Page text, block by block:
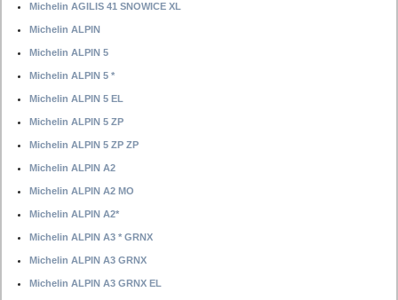
Michelin AGILIS 41 SNOWICE XL
Michelin ALPIN
Michelin ALPIN 5
Michelin ALPIN 5 *
Michelin ALPIN 5 EL
Michelin ALPIN 5 ZP
Michelin ALPIN 5 ZP ZP
Michelin ALPIN A2
Michelin ALPIN A2 MO
Michelin ALPIN A2*
Michelin ALPIN A3 * GRNX
Michelin ALPIN A3 GRNX
Michelin ALPIN A3 GRNX EL